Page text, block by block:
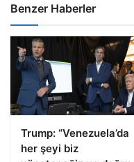
Benzer Haberler
Trump: “Venezuela’da
her şeyi biz